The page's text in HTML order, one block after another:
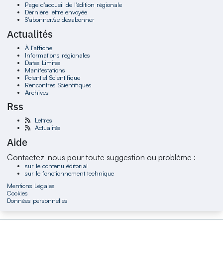
Page d'accueil de l'édition régionale
Dernière lettre envoyée
S'abonner/se désabonner
Actualités
À l'affiche
Informations régionales
Dates Limites
Manifestations
Potentiel Scientifique
Rencontres Scientifiques
Archives
Rss
Lettres
Actualités
Aide
Contactez-nous pour toute suggestion ou problème :
sur le contenu éditorial
sur le fonctionnement technique
Mentions Légales
Cookies
Données personnelles